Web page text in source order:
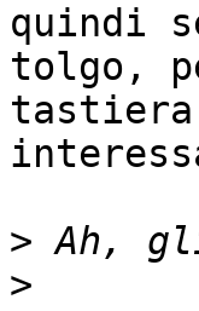
quindi
tolgo,
tastiera
>
>